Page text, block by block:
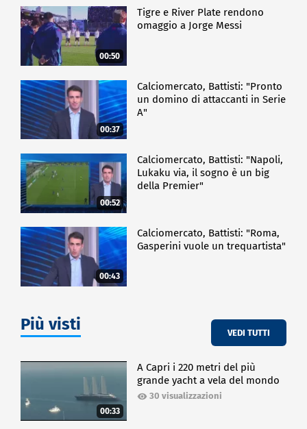
00:50
Tigre e River Plate rendono
omaggio a Jorge Messi
00:37
Calciomercato, Battisti: "Pronto
un domino di attaccanti in Serie
A"
00:52
Calciomercato, Battisti: "Napoli,
Lukaku via, il sogno è un big
della Premier"
00:43
Calciomercato, Battisti: "Roma,
Gasperini vuole un trequartista"
Più visti VEDI TUTTI
00:33
A Capri i 220 metri del più
grande yacht a vela del mondo
30 visualizzazioni